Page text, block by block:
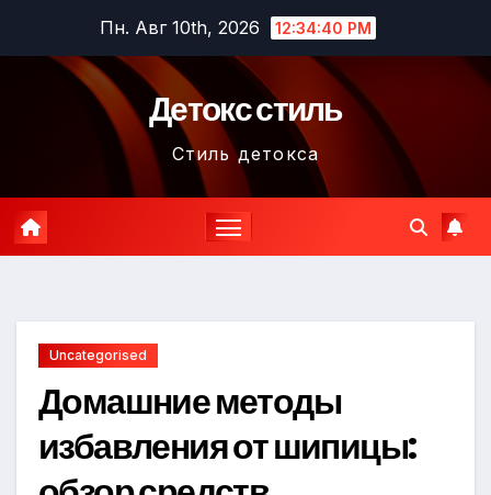
содержимому
Пн. Авг 10th, 2026 12:34:41 PM
Детокс стиль
Стиль детокса
Uncategorised
Домашние методы
избавления от шипицы: